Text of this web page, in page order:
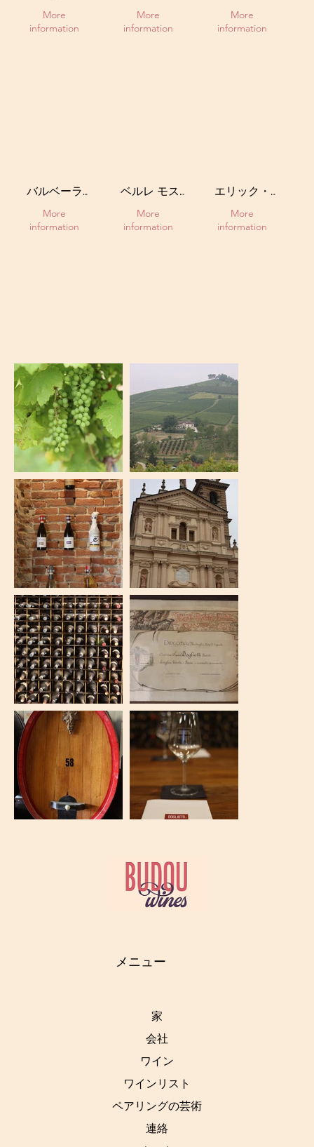
More
information
More
information
More
information
バルベーラ・
ペリオーレ
More
information
ベルレ モスカ
More
information
エリック・モ
スティ
More
information
家
会社
ワイン
ワインリスト
ペアリングの芸術
連絡
メニュー